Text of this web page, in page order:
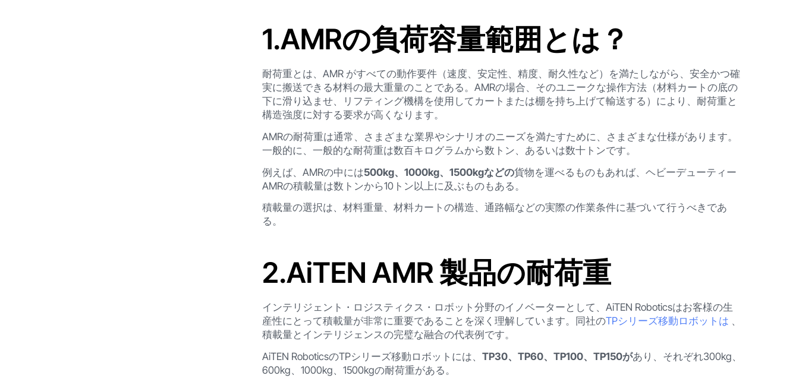
1.AMRの負荷容量範囲とは？
耐荷重とは、AMR がすべての動作要件（速度、安定性、精度、耐久性など）を満たしながら、安全かつ確
実に搬送できる材料の最大重量のことである。AMRの場合、そのユニークな操作方法（材料カートの底の
下に滑り込ませ、リフティング機構を使用してカートまたは棚を持ち上げて輸送する）により、耐荷重と
構造強度に対する要求が高くなります。
AMRの耐荷重は通常、さまざまな業界やシナリオのニーズを満たすために、さまざまな仕様があります。
一般的に、一般的な耐荷重は数百キログラムから数トン、あるいは数十トンです。
例えば、AMRの中には500kg、1000kg、1500kgなどの貨物を運べるものもあれば、ヘビーデューティー
AMRの積載量は数トンから10トン以上に及ぶものもある。
積載量の選択は、材料重量、材料カートの構造、通路幅などの実際の作業条件に基づいて行うべきであ
る。
2.AiTEN AMR 製品の耐荷重
インテリジェント・ロジスティクス・ロボット分野のイノベーターとして、AiTEN Roboticsはお客様の生
産性にとって積載量が非常に重要であることを深く理解しています。同社のTPシリーズ移動ロボットは 、
積載量とインテリジェンスの完璧な融合の代表例です。
AiTEN RoboticsのTPシリーズ移動ロボットには、TP30、TP60、TP100、TP150があり、それぞれ300kg、
600kg、1000kg、1500kgの耐荷重がある。